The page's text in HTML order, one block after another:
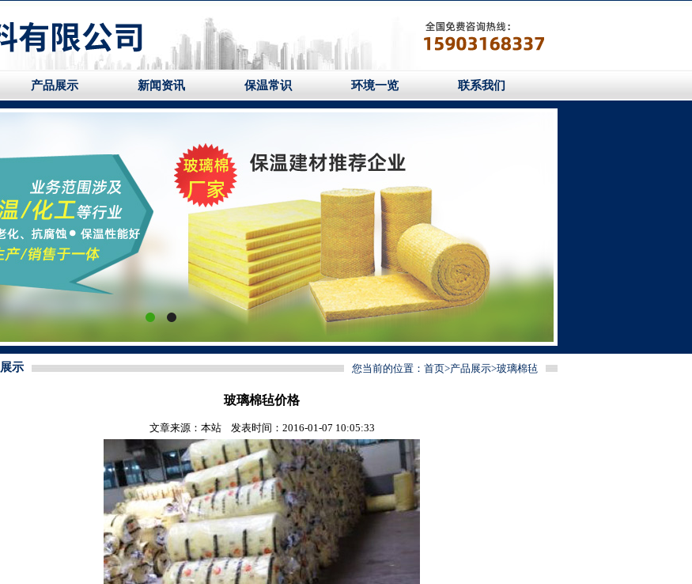
产品展示 新闻资讯 保温常识 环境一览 联系我们
示 您当前的位置： 首页>产品展示>玻璃棉毡
玻璃棉毡价格
文章来源：本站 发表时间：2016-01-07 10:05:33